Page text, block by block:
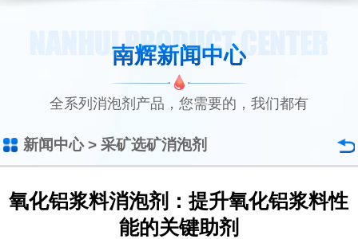
南辉新闻中心
全系列消泡剂产品，您需要的，我们都有
新闻中心> 采矿选矿消泡剂
氧化铝浆料消泡剂：提升氧化铝浆料性
能的关键助剂